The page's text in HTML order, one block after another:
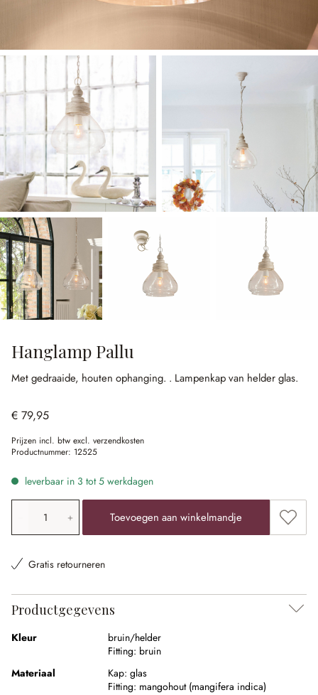
Hanglamp Pallu
Met gedraaide, houten ophanging. . Lampenkap van helder glas.
€ 79,95
Prijzen incl. btw excl. verzendkosten
Productnummer: 12525
leverbaar in 3 tot 5 werkdagen
Producthoeveelheid: voer de gewenste waarde in of
Toevoegen aan winkelmandje
Gratis retourneren
Productgegevens
Kleur
bruin/helder
Fitting: bruin
Materiaal
Kap: glas
Fitting: mangohout (mangifera indica)